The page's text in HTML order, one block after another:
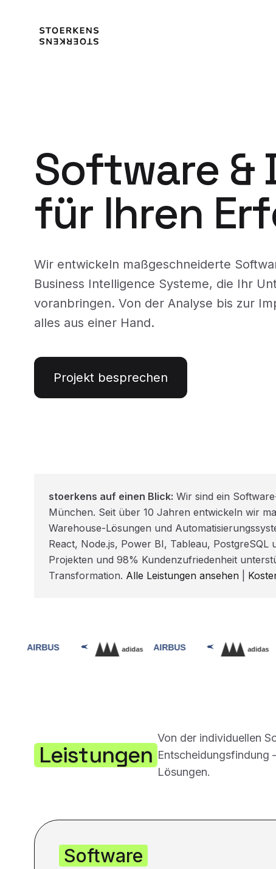
Software &
für Ihren
Wir entwickeln maßgeschneiderte
Business Intelligence Systeme, die Ihr
voranbringen. Von der Analyse bis zur
alles aus einer Hand.
Projekt besprechen
stoerkens auf einen Blick: Wir sind ein
München. Seit über 10 Jahren entwickeln wir
Warehouse-Lösungen und
React, Node.js, Power BI, Tableau,
Projekten und 98% Kundenzufriedenheit
Transformation. Alle Leistungen ansehen
Leistungen
Von der individuellen
Entscheidungsfindung
Lösungen.
Software